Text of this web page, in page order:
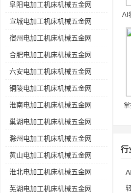
阜阳电加工机床机械五金网
宣城电加工机床机械五金网
宿州电加工机床机械五金网
合肥电加工机床机械五金网
六安电加工机床机械五金网
铜陵电加工机床机械五金网
淮南电加工机床机械五金网
巢湖电加工机床机械五金网
滁州电加工机床机械五金网
黄山电加工机床机械五金网
淮北电加工机床机械五金网
芜湖电加工机床机械五金网
AI
行